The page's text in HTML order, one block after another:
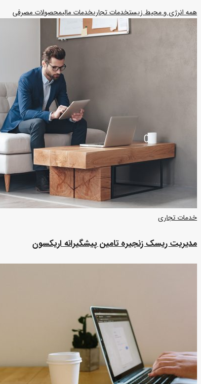
همهانرژی و محیط زیستخدمات تجاریخدمات مالیمحصولات مصرفی
خدمات تجاری
مدیریت ریسک زنجیره تامین پیشگیرانه اریکسون